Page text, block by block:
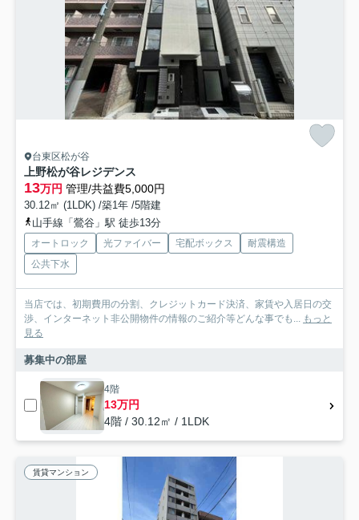
台東区松が谷
上野松が谷レジデンス
13万円 管理/共益費5,000円
30.12㎡ (1LDK) /築1年 /5階建
山手線「鶯谷」駅 徒歩13分
オートロック 光ファイバー 宅配ボックス
耐震構造
公共下水
当店では、初期費用の分割、クレジットカード決済、家賃や入居日の交
渉、インターネット非公開物件の情報のご紹介等どんな事でも...
もっと
見る
募集中の部屋
4階
13万円
4階 / 30.12㎡ / 1LDK
賃貸マンション